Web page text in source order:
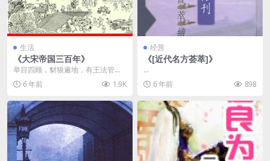
生活
《大宋帝国三百年》
举目四顾，豺狼遍地，有王法管不
住的藩镇，有分庭抗礼的藩镇，有
垂垂欲动的藩镇，更有...
6 年前 1.9K
经营
《[近代名方荟萃]》
...
6 年前
898